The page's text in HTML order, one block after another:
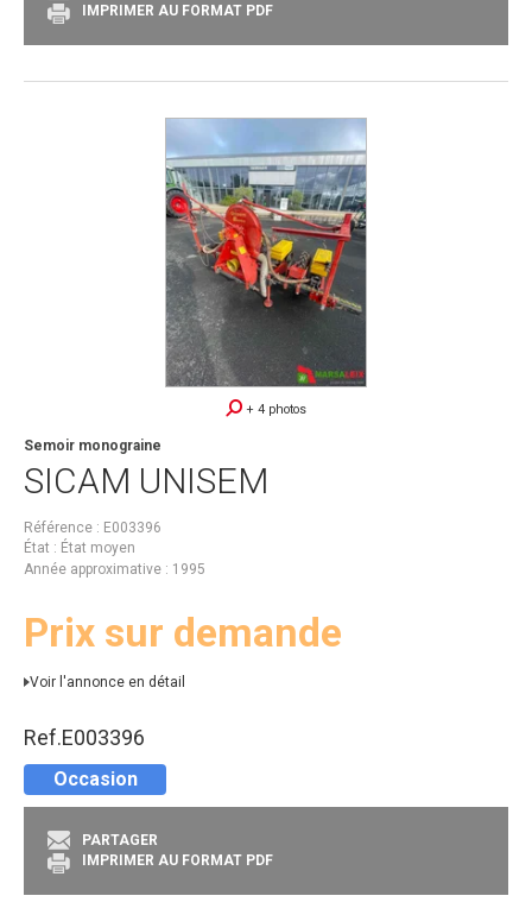
IMPRIMER AU FORMAT PDF
+ 4 photos
SICAM UNISEM
Semoir monograine
Référence
E003396
État
État moyen
Année approximative
1995
Prix sur demande
Voir l'annonce en détail
Ref.E003396
Occasion
PARTAGER
IMPRIMER AU FORMAT PDF